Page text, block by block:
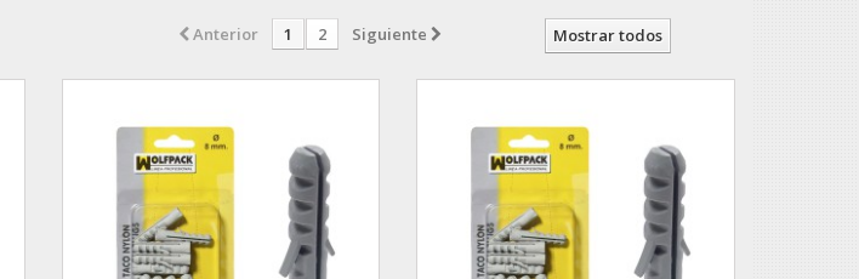
Mostrar todos
Anterior 1 2 Siguiente